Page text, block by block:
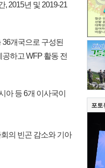
, 2015년 및 2019-21
개국으로 구성된
하고 WFP 활동 전
아 등 6개 이사국이
의 빈곤 감소와 기아
포토